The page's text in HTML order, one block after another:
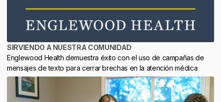
SIRVIENDO A NUESTRA COMUNIDAD
Englewood Health demuestra éxito con el uso de campañas de
mensajes de texto para cerrar brechas en la atención médica